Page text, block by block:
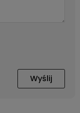
Wyślij